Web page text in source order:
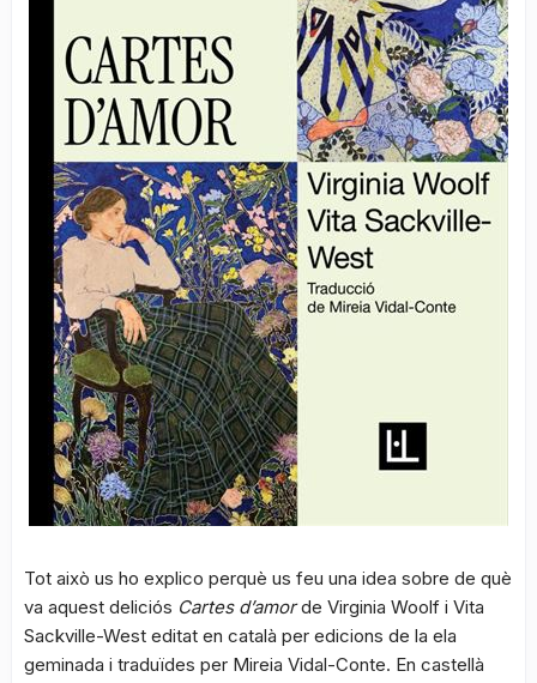
Tot això us ho explico perquè us feu una idea sobre de què
va aquest deliciós Cartes d’amorde Virginia Woolf i Vita
Sackville-West editat en català per edicions de la ela
geminada i traduïdes per Mireia Vidal-Conte. En castellà